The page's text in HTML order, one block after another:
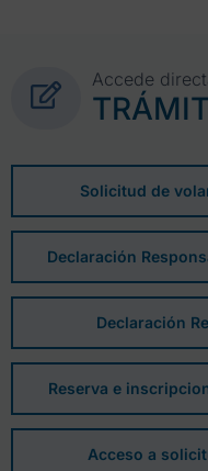
Accede
Solicitud de
Declaración
Declaración
Reserva e
Acceso a